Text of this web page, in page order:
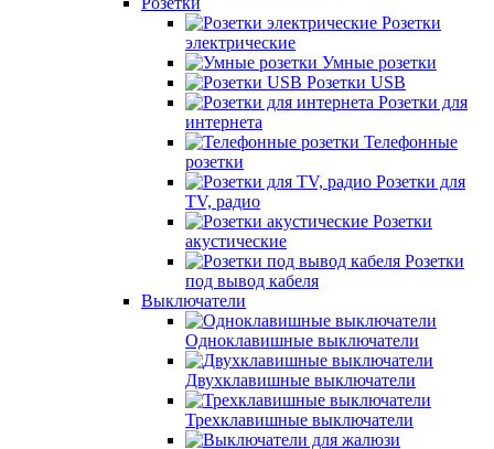
Розетки
электрические
Умные розетки
Розетки USB
Розетки для
интернета
Телефонные
розетки
Розетки для
TV, радио
Розетки
акустические
Розетки
под вывод кабеля
Выключатели
Одноклавишные выключатели
Двухклавишные выключатели
Трехклавишные выключатели